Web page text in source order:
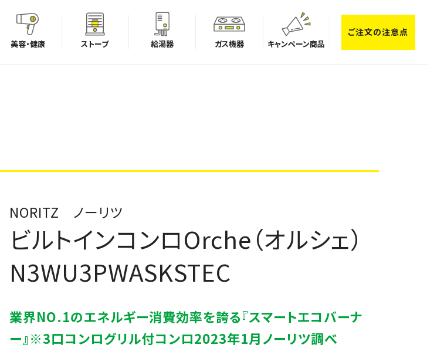
美容・健康 ストーブ 給湯器 ガス機器 キャンペーン商品
ご注文の注意点
NORITZ ノーリツ
ビルトインコンロOrche（オルシェ）
N3WU3PWASKSTEC
業界NO.1のエネルギー消費効率を誇る『スマートエコバーナ
ー』※3口コンログリル付コンロ2023年1月ノーリツ調べ